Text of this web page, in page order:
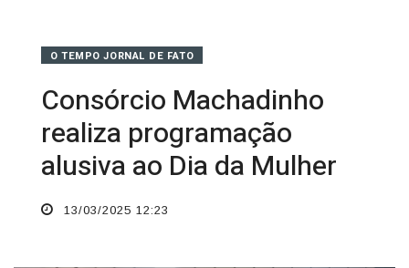
O TEMPO JORNAL DE FATO
Consórcio Machadinho
realiza programação